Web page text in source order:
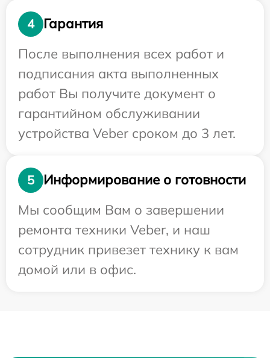
4
Гарантия
После выполнения всех работ и
подписания акта выполненных
работ Вы получите документ о
гарантийном обслуживании
устройства Veber сроком до 3 лет.
5
Информирование о готовности
Мы сообщим Вам о завершении
ремонта техники Veber, и наш
сотрудник привезет технику к вам
домой или в офис.